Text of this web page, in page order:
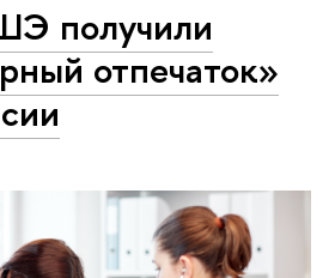
получили
отпечаток»